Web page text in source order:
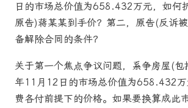
日的市场总价值为658.432万元，如何
原告)蒋某某到手价？第二，原告(反诉
备解除合同的条件？
关于第一个焦点争议问题，系争房屋(
年11月12日的市场总价值为658.432
费各付前提下的价格。如果要换算成此